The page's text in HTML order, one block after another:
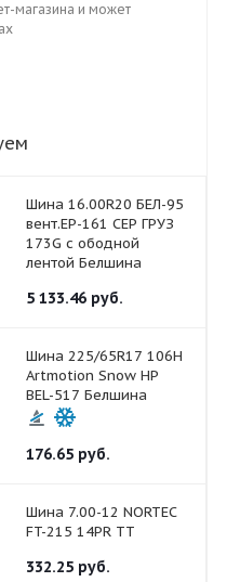
магазина и может
Шина 16.00R20 БЕЛ-95
вент.ЕР-161 СЕР ГРУЗ
173G с ободной
лентой Белшина
5 133.46 руб.
Шина 225/65R17 106H
Artmotion Snow HP
BEL-517 Белшина
176.65 руб.
Шина 7.00-12 NORTEC
FT-215 14PR ТТ
332.25 руб.